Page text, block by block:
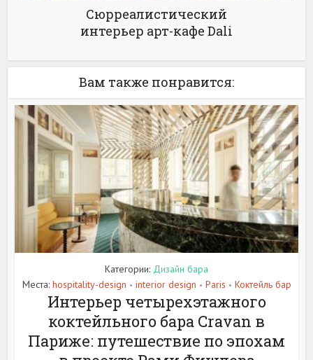
Сюрреалистический
интерьер арт-кафе Dali
Вам также понравится:
Категории: Дизайн бара
Места: hospitality-design • interior design • Paris • Коктейль бар
Интерьер четырехэтажного
коктейльного бара Cravan в
Париже: путешествие по эпохам